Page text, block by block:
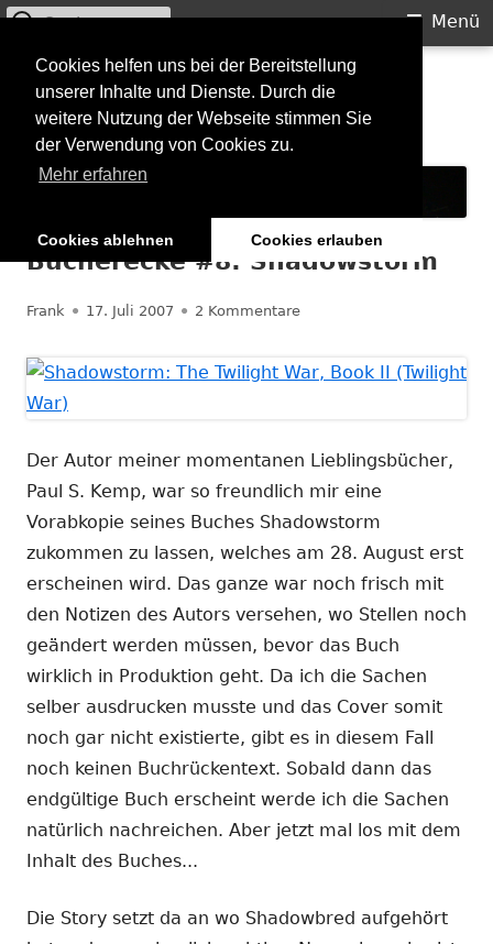
Cookies helfen uns bei der Bereitstellung
unserer Inhalte und Dienste. Durch die
weitere Nutzung der Webseite stimmen Sie
der Verwendung von Cookies zu.
Mehr erfahren
Cookies ablehnen Cookies erlauben
Springe
Inhalt
Starkilla
Konzertberichte und mehr
Primäres
Menü
Menü
Suchen
Bücherecke #8: Shadowstorm
Autor
Frank Veröffentlicht
17. Juli 2007 2 Kommentarezu Bücherecke #8:
Der Autor meiner momentanen Lieblingsbücher,
Paul S. Kemp, war so freundlich mir eine
Vorabkopie seines Buches Shadowstorm
zukommen zu lassen, welches am 28. August erst
erscheinen wird. Das ganze war noch frisch mit
den Notizen des Autors versehen, wo Stellen noch
geändert werden müssen, bevor das Buch
wirklich in Produktion geht. Da ich die Sachen
selber ausdrucken musste und das Cover somit
noch gar nicht existierte, gibt es in diesem Fall
noch keinen Buchrückentext. Sobald dann das
endgültige Buch erscheint werde ich die Sachen
natürlich nachreichen. Aber jetzt mal los mit dem
Inhalt des Buches...
Die Story setzt da an wo Shadowbred aufgehört